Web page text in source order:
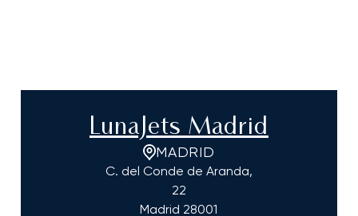
LunaJets Madrid
MADRID
C. del Conde de Aranda,
22
Madrid 28001